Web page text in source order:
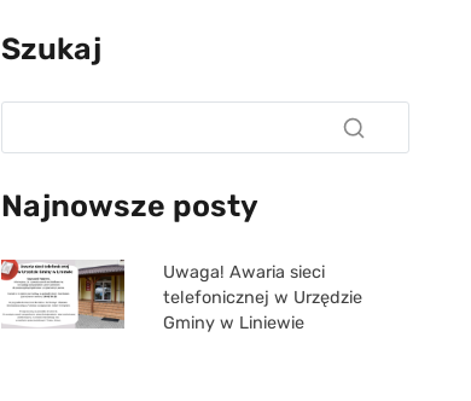
Szukaj
Najnowsze posty
Uwaga! Awaria sieci
telefonicznej w Urzędzie
Gminy w Liniewie